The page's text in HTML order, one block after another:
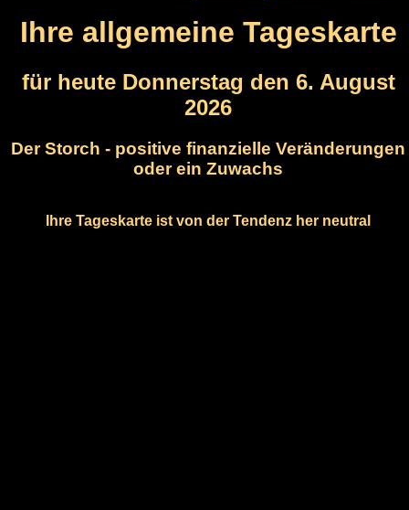
Ihre allgemeine Tageskarte
für heute Donnerstag den 6. August
2026
Der Storch - positive finanzielle Veränderungen
oder ein Zuwachs
Ihre Tageskarte ist von der Tendenz her neutral